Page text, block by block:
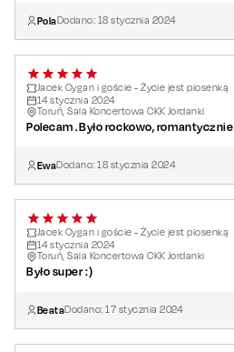
PolaDodano: 18 stycznia 2024
Jacek Cygan i goście - Życie jest piosenką
14stycznia 2024
Toruń, Sala Koncertowa CKK Jordanki
Polecam .Było rockowo,
EwaDodano:18 stycznia 2024
Jacek Cygan i goście - Życie jest piosenką
14stycznia 2024
Toruń, Sala Koncertowa CKK Jordanki
Było super :)
BeataDodano:17 stycznia 2024